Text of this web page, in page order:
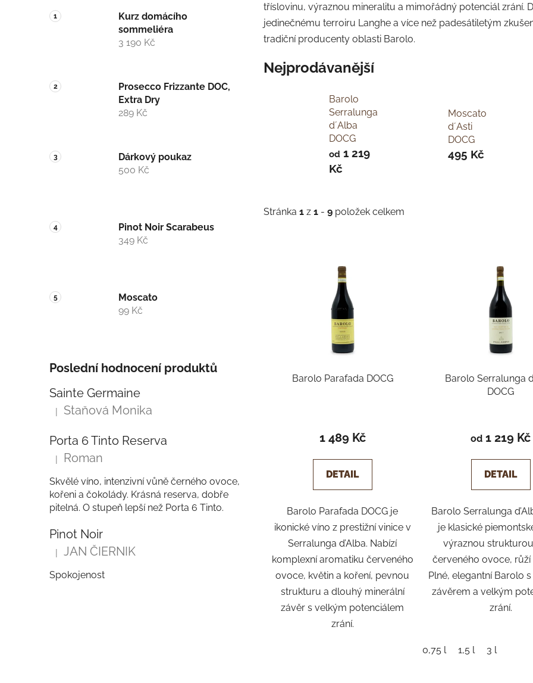
Kurz domácího
sommeliéra
3 190 Kč
Prosecco Frizzante DOC,
Extra Dry
289 Kč
Dárkový poukaz
500 Kč
Pinot Noir Scarabeus
349 Kč
Moscato
99 Kč
Poslední hodnocení produktů
Sainte Germaine
Hodnocení produktu je 5 z 5 hvězdiček.
| Staňová Monika
Porta 6 Tinto Reserva
Hodnocení produktu je 5 z 5 hvězdiček.
| Roman
Skvělé víno, intenzivní vůně černého ovoce,
kořeni a čokolády. Krásná reserva, dobře
pitelná. O stupeň lepší než Porta 6 Tinto.
Pinot Noir
Hodnocení produktu je 5 z 5 hvězdiček.
| JAN ČIERNIK
Spokojenost
tříslovinu, výraznou mineralitu a mimořádný potenciál zrání.
jedinečnému terroiru Langhe a více než padesátiletým
tradiční producenty oblasti Barolo.
Nejprodávanější
Barolo
Serralunga
d´Alba
DOCG
od 1 219
Kč
Moscato
d´Asti
DOCG
495 Kč
Stránka 1 z 1 - 9 položek celkem
Barolo Parafada DOCG
1 489 Kč
DETAIL
Barolo Parafada DOCG je
ikonické víno z prestižní vinice v
Serralunga d’Alba. Nabízí
komplexní aromatiku červeného
ovoce, květin a koření, pevnou
strukturu a dlouhý minerální
závěr s velkým potenciálem
zrání.
Barolo Serralunga
DOCG
od 1 219 Kč
DETAIL
Barolo Serralunga
je klasické
výraznou
červeného ovoce, růží
Plné, elegantní Barolo
závěrem a velkým
zrání.
0,75 l 1,5 l 3 l